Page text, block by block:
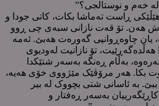
خەم و نوستالجی؟”
ڕاست تەماشا بکات، کاتی جودا و
هەن. تۆ قەت نازانی سبەی چی ڕوو
یان چاوەڕوانیی گەورەت هەبێ. ئەمە
هەڵدەگەڕێیت، تۆ نازانیت لەودیوی
بەڵام ڕەنگە بەسەر شتێکدا
بکا. هەر مرۆڤێک مێژووی خۆی هەیە،
بە ئاسانی شتی بچووک لە بیر
بەسەر ڕەفتار و